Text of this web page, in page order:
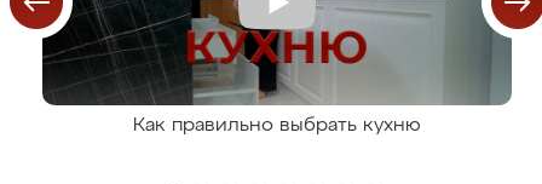
Как правильно выбрать кухню